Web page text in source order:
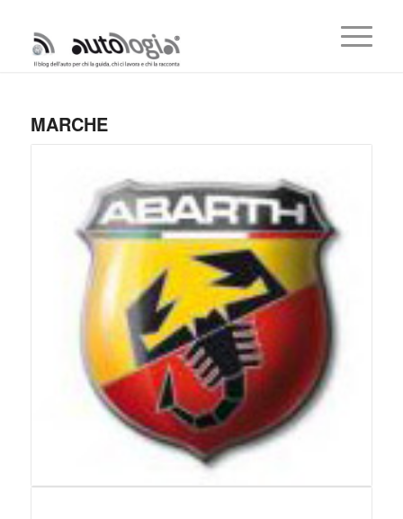
MARCHE